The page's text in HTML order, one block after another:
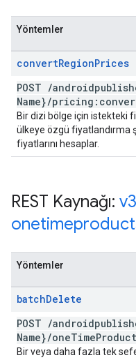
Yöntemler
convertRegionPrices
POST /
Name}/
Bir dizi bölge için istekteki
ülkeye özgü fiyatlandırma
fiyatlarını hesaplar.
REST Kaynağı: v3
Yöntemler
batchDelete
POST /
Name}/oneTime
Bir veya daha fazla tek